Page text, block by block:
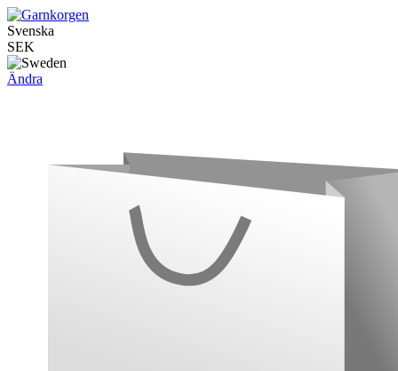
Svenska
SEK
Ändra